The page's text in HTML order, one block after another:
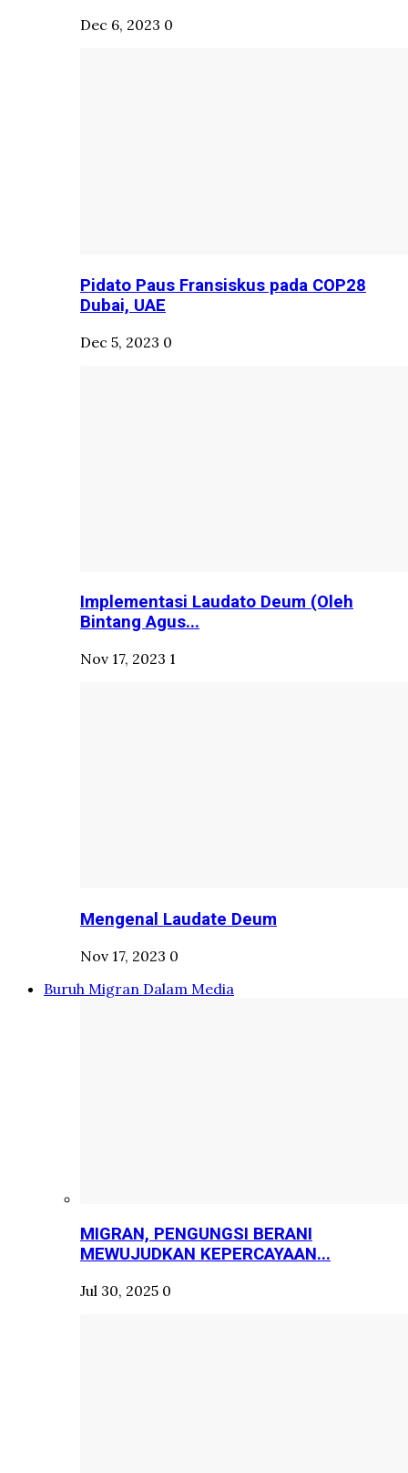
Dec 6, 2023 0
Pidato Paus Fransiskus pada COP28
Dubai, UAE
Dec 5, 2023 0
Implementasi Laudato Deum (Oleh
Bintang Agus...
Nov 17, 2023 1
Mengenal Laudate Deum
Nov 17, 2023 0
Buruh Migran Dalam Media
MIGRAN, PENGUNGSI BERANI
MEWUJUDKAN KEPERCAYAAN...
Jul 30, 2025 0